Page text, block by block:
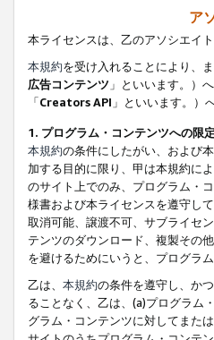
ア
本ライセンスは、乙のアソシエイ
本規約を受け入れることにより、
広告コンテンツ 」といいます。）
「Creators API 」といいます。）
1. プログラム・コンテンツへの限
本規約の条件にしたがい、および
加する目的に限り、甲は本規約に
のサイト上でのみ、プログラム・
様書および本ライセンスを遵守し
取消可能、譲渡不可、サブライセ
テンツのダウンロード、複製その
を避けるためにいうと、プログラ
乙は、 本規約の条件を遵守し、か
ることなく、乙は、(a)プログラム
グラム・コンテンツに対してまた